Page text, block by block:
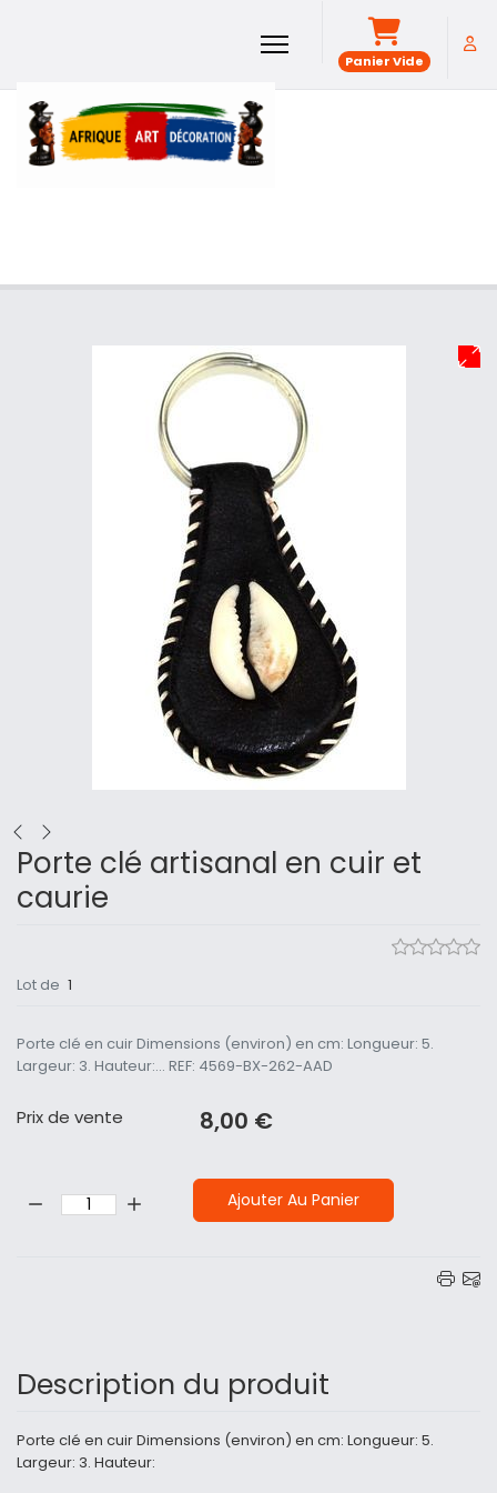
Panier Vide
Porte clé artisanal en cuir et
caurie
Lot de 1
Porte clé en cuir Dimensions (environ) en cm: Longueur: 5.
Largeur: 3. Hauteur:... REF: 4569-BX-262-AAD
Prix ​​de vente 8,00 €
Ajouter Au Panier
Description du produit
Porte clé en cuir Dimensions (environ) en cm: Longueur: 5.
Largeur: 3. Hauteur: